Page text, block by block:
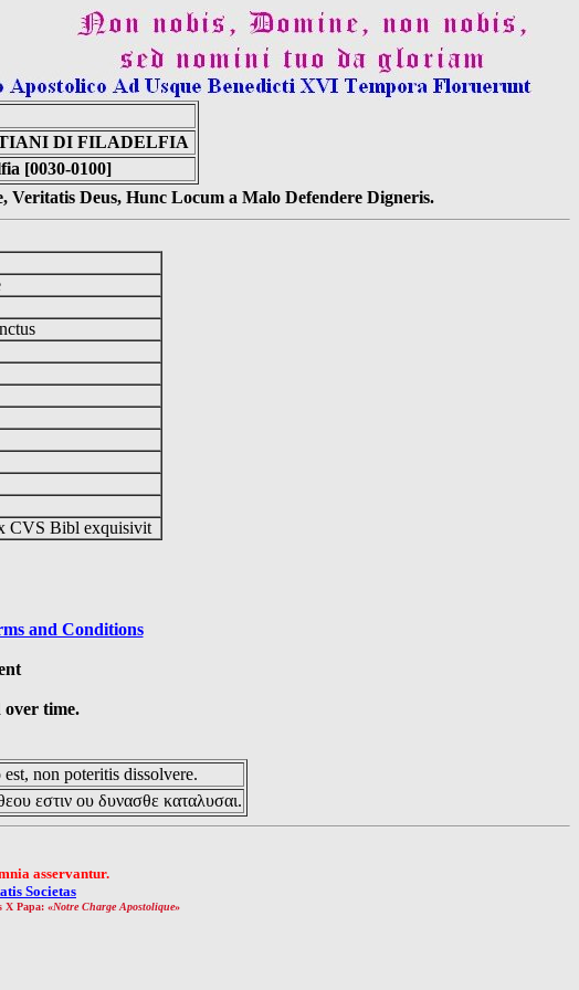
DI FILADELFIA
[0030-0100]
Deus, Hunc Locum a Malo Defendere Digneris.
CVS Bibl exquisivit
and Conditions
over time.
non poteritis dissolvere.
εστιν ου δυνασθε καταλυσαι.
asservantur.
Societas
X Papa: «Notre Charge Apostolique»